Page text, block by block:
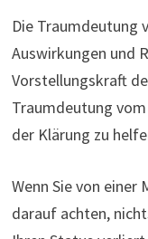
Die Traumdeutung
Auswirkungen und
Vorstellungskraft
Traumdeutung
der Klärung zu
Wenn Sie von einer
darauf achten,